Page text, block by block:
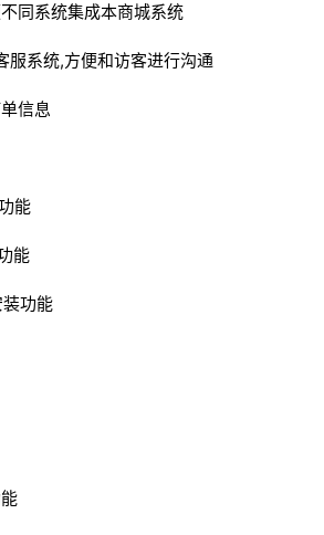
同系统集成本商城系统
服系统,方便和访客进行沟通
信息
能
能
功能